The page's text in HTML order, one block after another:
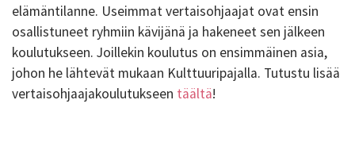
elämäntilanne. Useimmat vertaisohjaajat ovat ensin
osallistuneet ryhmiin kävijänä ja hakeneet sen jälkeen
koulutukseen. Joillekin koulutus on ensimmäinen asia,
johon he lähtevät mukaan Kulttuuripajalla. Tutustu lisää
vertaisohjaajakoulutukseen täältä!